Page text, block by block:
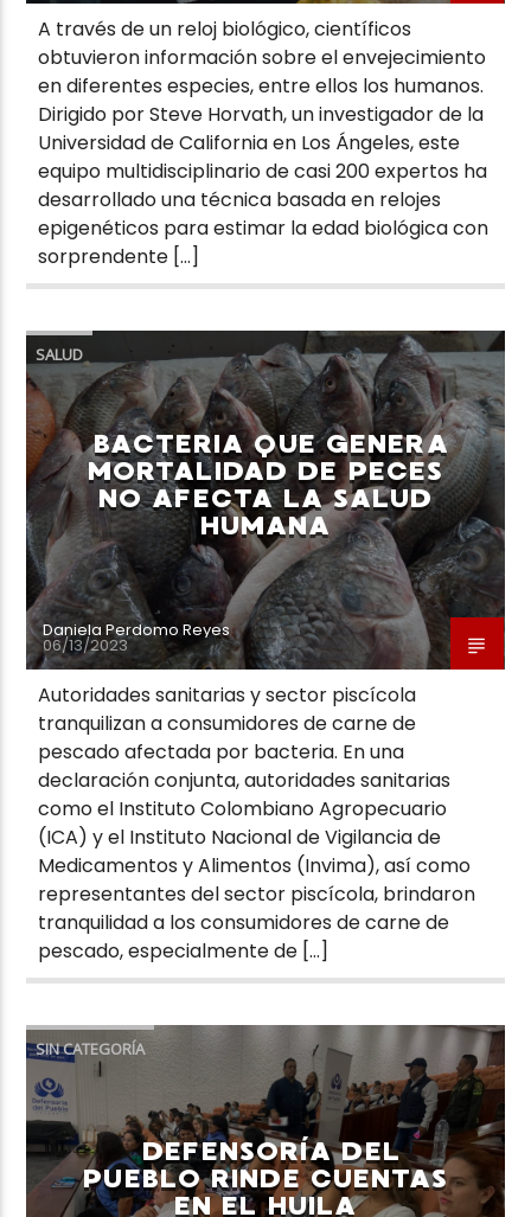
A través de un reloj biológico, científicos
obtuvieron información sobre el envejecimiento
en diferentes especies, entre ellos los humanos.
Dirigido por Steve Horvath, un investigador de la
Universidad de California en Los Ángeles, este
equipo multidisciplinario de casi 200 expertos ha
desarrollado una técnica basada en relojes
epigenéticos para estimar la edad biológica con
sorprendente […]
SALUD
BACTERIA QUE GENERA
MORTALIDAD DE PECES
NO AFECTA LA SALUD
HUMANA
Daniela Perdomo Reyes
06/13/2023
Autoridades sanitarias y sector piscícola
tranquilizan a consumidores de carne de
pescado afectada por bacteria. En una
declaración conjunta, autoridades sanitarias
como el Instituto Colombiano Agropecuario
(ICA) y el Instituto Nacional de Vigilancia de
Medicamentos y Alimentos (Invima), así como
representantes del sector piscícola, brindaron
tranquilidad a los consumidores de carne de
pescado, especialmente de […]
SIN CATEGORÍA
DEFENSORÍA DEL
PUEBLO RINDE CUENTAS
EN EL HUILA